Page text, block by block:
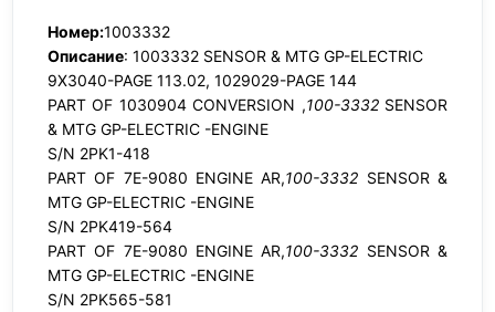
Номер:1003332
Описание: 1003332 SENSOR & MTG GP-ELECTRIC
9X3040-PAGE 113.02, 1029029-PAGE 144
PART OF 1030904 CONVERSION ,100-3332SENSOR
& MTG GP-ELECTRIC -ENGINE
S/N 2PK1-418
PART OF 7E-9080 ENGINE AR,100-3332 SENSOR &
MTG GP-ELECTRIC -ENGINE
S/N 2PK419-564
PART OF 7E-9080 ENGINE AR,100-3332 SENSOR &
MTG GP-ELECTRIC -ENGINE
S/N 2PK565-581